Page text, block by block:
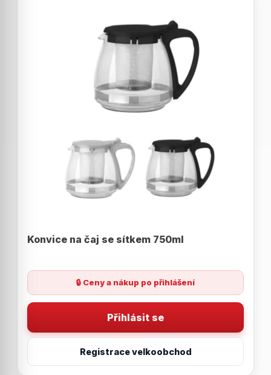
Konvice na čaj se sítkem 750ml
🔒 Ceny a nákup po přihlášení
Přihlásit se
Registrace velkoobchod